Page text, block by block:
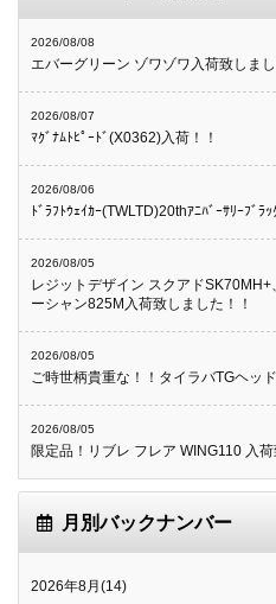
2026/08/08
エバーグリーン ゾワゾワ入荷致しまし
2026/08/07
ﾏｸﾞﾅﾑﾄﾋﾟｰﾄﾞ(X0362)入荷！！
2026/08/06
ﾄﾞﾗﾌﾄｳｪｲｶｰ(TWLTD)20thｱﾆﾊﾞｰｻﾘｰﾌﾞﾗ
2026/08/05
レジットデザイン スクアド
ーシャン825M入荷致しました！！
2026/08/05
ご時世柄貴重な！！タイラバTGヘッ
2026/08/05
限定品！リブレ フレア WING110 入荷
月別バックナンバー
2026年8月(14)